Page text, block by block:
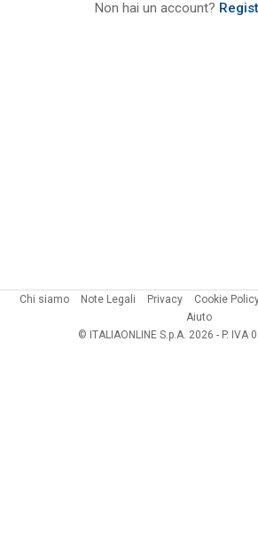
Non hai un account?
Chi siamo Note Legali Privacy Cookie
Aiuto
© ITALIAONLINE S.p.A. 2026 - P. IVA